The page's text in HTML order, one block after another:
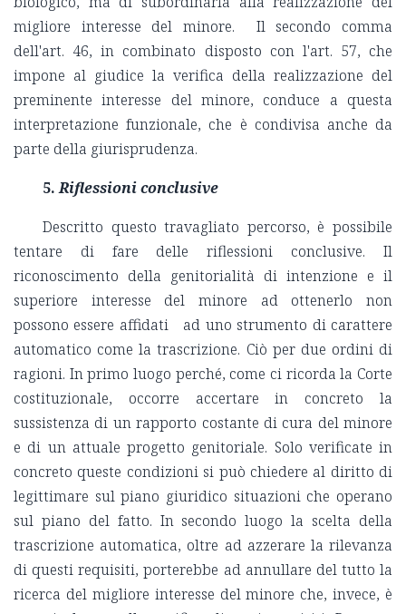
migliore interesse del minore. Il secondo comma
dell'art. 46, in combinato disposto con l'art. 57, che
impone al giudice la verifica della realizzazione del
preminente interesse del minore, conduce a questa
interpretazione funzionale, che è condivisa anche da
parte della giurisprudenza.
5.Riflessioni conclusive
Descritto questo travagliato percorso, è possibile
tentare di fare delle riflessioni conclusive. Il
riconoscimento della genitorialità di intenzione e il
superiore interesse del minore ad ottenerlo non
possono essere affidati ad uno strumento di carattere
automatico come la trascrizione. Ciò per due ordini di
ragioni. In primo luogo perché, come ci ricorda la Corte
costituzionale, occorre accertare in concreto la
sussistenza di un rapporto costante di cura del minore
e di un attuale progetto genitoriale. Solo verificate in
concreto queste condizioni si può chiedere al diritto di
legittimare sul piano giuridico situazioni che operano
sul piano del fatto. In secondo luogo la scelta della
trascrizione automatica, oltre ad azzerare la rilevanza
di questi requisiti, porterebbe ad annullare del tutto la
ricerca del migliore interesse del minore che, invece, è